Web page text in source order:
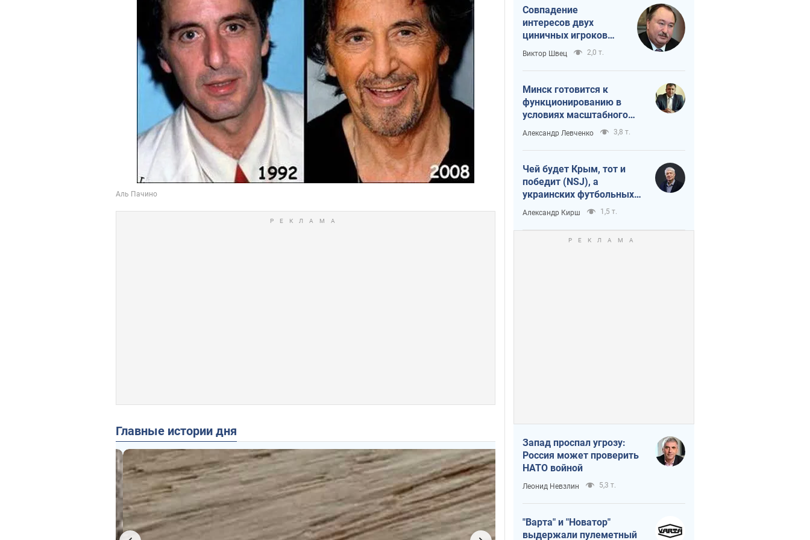
Главные истории дня
Совпадение
интересов двух
циничных игроков
или тайный план
Трампа и Путина?
Виктор Швец 2,0 т.
Минск готовится к
функционированию в
условиях масштабного
военного кризиса
Александр Левченко 3,8 т.
Чей будет Крым, тот и
победит (NSJ), а
украинских футбольных
чиновников могут
назвать убийцами
Александр Кирш 1,5 т.
Запад проспал угрозу:
Россия может проверить
НАТО войной
Леонид Невзлин 5,3 т.
"Варта" и "Новатор"
выдержали пулеметный